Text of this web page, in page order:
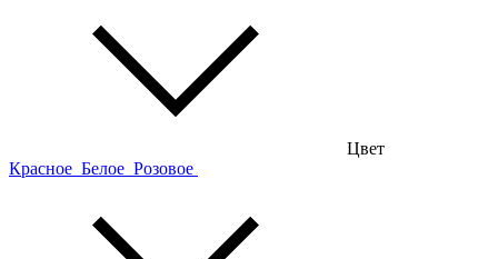
Цвет
Красное Белое Розовое